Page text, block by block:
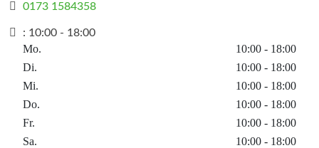
0173 1584358
: 10:00 - 18:00
Mo.
10:00 - 18:00
Di.
10:00 - 18:00
Mi.
10:00 - 18:00
Do.
10:00 - 18:00
Fr.
10:00 - 18:00
Sa.
10:00 - 18:00